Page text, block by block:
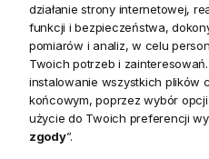
KONTAKT
Realizacja zamówień
+ 48 721 772 234
Doradztwo produktowe
+ 48 531 771 366
Biuro
+ 48 723 600 621
Reklamacje | Zwroty
sklep@decoratore.pl
działanie strony internetowej,
funkcji i bezpieczeństwa,
pomiarów i analiz, w celu
Twoich potrzeb i
instalowanie wszystkich plików
końcowym, poprzez wybór opcji
użycie do Twoich preferencji
zgody”.